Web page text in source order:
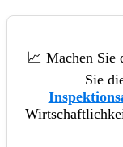
📈 Machen Sie
Sie